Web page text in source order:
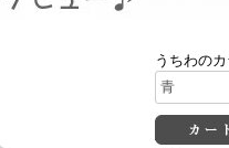
うちわの